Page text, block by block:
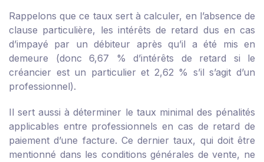
Rappelons que ce taux sert à calculer, en l’absence de
clause particulière, les intérêts de retard dus en cas
d’impayé par un débiteur après qu’il a été mis en
demeure (donc 6,67 % d’intérêts de retard si le
créancier est un particulier et 2,62 % s’il s’agit d’un
professionnel).
Il sert aussi à déterminer le taux minimal des pénalités
applicables entre professionnels en cas de retard de
paiement d’une facture. Ce dernier taux, qui doit être
mentionné dans les conditions générales de vente, ne